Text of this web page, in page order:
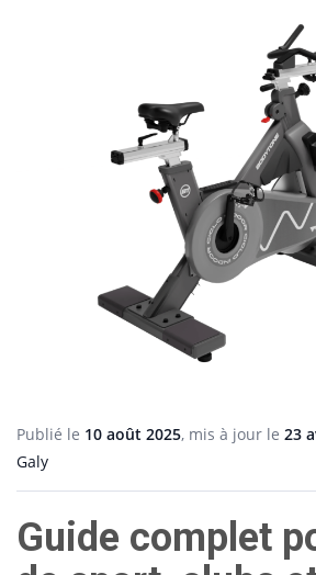
Publié le 10 août 2025, mis à jour le 23
Galy
Guide complet